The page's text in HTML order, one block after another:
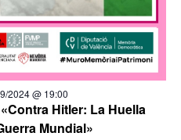
Hitler: La Huella
Mundial»
2024 @ 19:00